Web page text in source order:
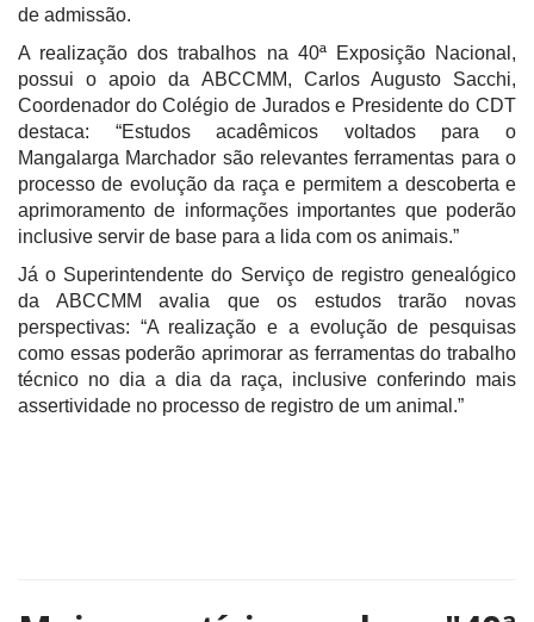
de admissão.
A realização dos trabalhos na 40ª Exposição Nacional,
possui o apoio da ABCCMM, Carlos Augusto Sacchi,
Coordenador do Colégio de Jurados e Presidente do CDT
destaca: “Estudos acadêmicos voltados para o
Mangalarga Marchador são relevantes ferramentas para o
processo de evolução da raça e permitem a descoberta e
aprimoramento de informações importantes que poderão
inclusive servir de base para a lida com os animais.”
Já o Superintendente do Serviço de registro genealógico
da ABCCMM avalia que os estudos trarão novas
perspectivas: “A realização e a evolução de pesquisas
como essas poderão aprimorar as ferramentas do trabalho
técnico no dia a dia da raça, inclusive conferindo mais
assertividade no processo de registro de um animal.”